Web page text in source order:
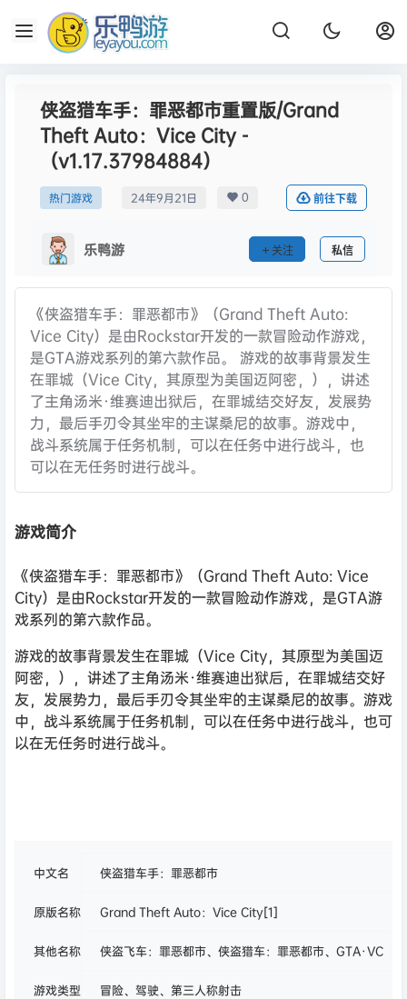
侠盗猎车手：罪恶都市重置版/Grand
Theft Auto：Vice City -
（v1.17.37984884）
热门游戏 24年9月21日 0 前往下载
乐鸭游 关注 私信
《侠盗猎车手：罪恶都市》（Grand Theft Auto:
Vice City）是由Rockstar开发的一款冒险动作游戏，
是GTA游戏系列的第六款作品。 游戏的故事背景发生
在罪城（Vice City，其原型为美国迈阿密，），讲述
了主角汤米·维赛迪出狱后，在罪城结交好友，发展势
力，最后手刃令其坐牢的主谋桑尼的故事。游戏中，
战斗系统属于任务机制，可以在任务中进行战斗，也
可以在无任务时进行战斗。
游戏简介
《侠盗猎车手：罪恶都市》（Grand Theft Auto: Vice
City）是由Rockstar开发的一款冒险动作游戏，是GTA游
戏系列的第六款作品。
游戏的故事背景发生在罪城（Vice City，其原型为美国迈
阿密，），讲述了主角汤米·维赛迪出狱后，在罪城结交好
友，发展势力，最后手刃令其坐牢的主谋桑尼的故事。游戏
中，战斗系统属于任务机制，可以在任务中进行战斗，也可
以在无任务时进行战斗。
中文名 侠盗猎车手：罪恶都市
原版名称 Grand Theft Auto：Vice City[1]
其他名称 侠盗飞车：罪恶都市、侠盗猎车：罪恶都市、GTA·VC
游戏类型 冒险、驾驶、第三人称射击